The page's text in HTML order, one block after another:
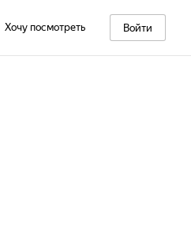
Хочу посмотреть Войти